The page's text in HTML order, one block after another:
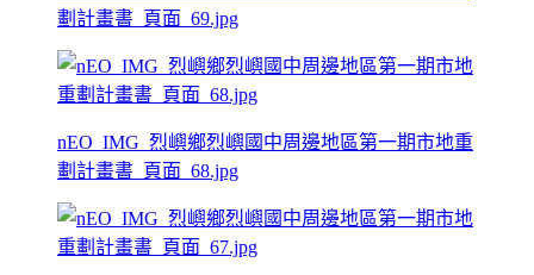
劃計畫書_頁面_69.jpg
nEO_IMG_烈嶼鄉烈嶼國中周邊地區第一期市地重
劃計畫書_頁面_68.jpg